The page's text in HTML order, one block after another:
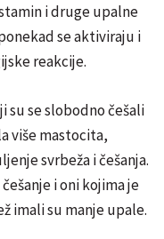
i druge upalne
se aktiviraju i
reakcije.
su se slobodno češali
više mastocita,
svrbeža i češanja.
i oni kojima je
imali su manje upale.